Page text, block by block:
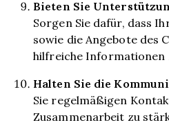
Bieten Sie
Sorgen Sie dafür, dass
sowie die Angebote des
hilfreiche Informationen
Halten Sie die
Sie regelmäßigen
Zusammenarbeit zu